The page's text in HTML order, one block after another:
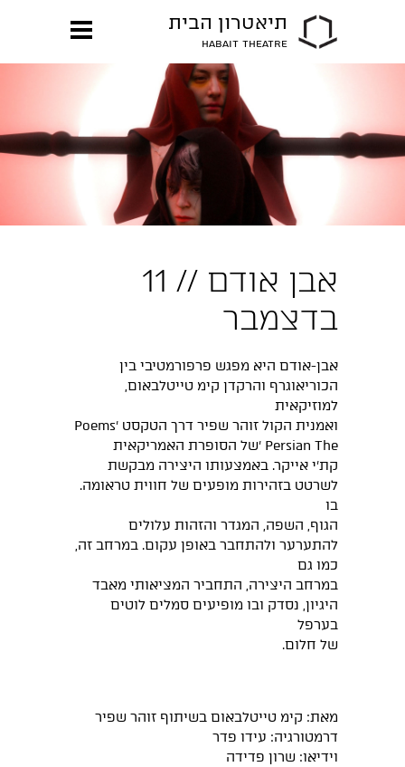
תיאטרון הבית
HABAIT THEATRE
אבן אודם // 11
בדצמבר
אבן-אודם היא מפגש פרפורמטיבי בין
הכוריאוגרף והרקדן קימ טייטלבאום,
למוזיקאית
ואמנית הקול זוהר שפיר דרך הטקסט 'Poems
Persian The 'של הסופרת האמריקאית
קת'י אייקר. באמצעותו היצירה מבקשת
לשרטט בזהירות מופעים של חווית טראומה.
בו
הגוף, השפה, המגדר והזהות עלולים
להתערער ולהתחבר באופן עקום. במרחב זה,
כמו גם
במרחב היצירה, התחביר המציאותי מאבד
היגיון, נסדק ובו מופיעים סמלים לוטים
בערפל
של חלום.
מאת: קימ טייטלבאום בשיתוף זוהר שפיר
דרמטורגיה: עידו פדר
וידיאו: שרון פדידה